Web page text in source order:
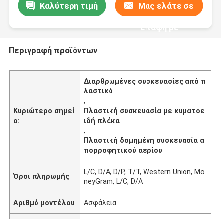
Καλύτερη τιμή Μας ελάτε σε
επαφή με
Περιγραφή προϊόντων
Κυριώτερο σημεί
ο:
Διαρθρωμένες συσκευασίες από π
λαστικό
,
Πλαστική συσκευασία με κυματοε
ιδή πλάκα
,
Πλαστική δομημένη συσκευασία α
πορροφητικού αερίου
Όροι πληρωμής
L/C, D/A, D/P, T/T, Western Union, Mo
neyGram, L/C, D/A
Αριθμό μοντέλου Ασφάλεια